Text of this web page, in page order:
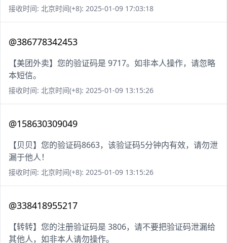
接收时间: 北京时间(+8): 2025-01-09 17:03:18
@386778342453
【美团外卖】您的验证码是 9717。如非本人操作，请忽略
本短信。
接收时间: 北京时间(+8): 2025-01-09 13:15:26
@158630309049
【贝贝】您的验证码8663，该验证码5分钟内有效，请勿泄
漏于他人！
接收时间: 北京时间(+8): 2025-01-09 13:15:26
@338418955217
【转转】您的注册验证码是 3806，请不要把验证码泄漏给
其他人，如非本人请勿操作。